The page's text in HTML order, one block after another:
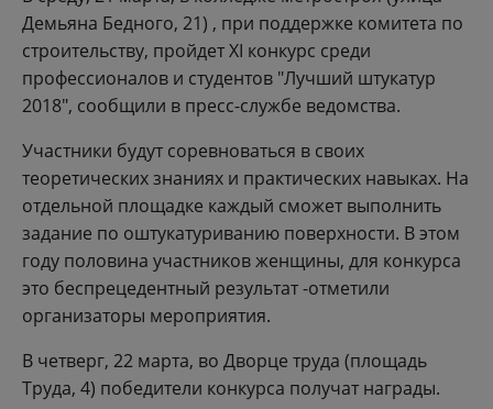
Демьяна Бедного, 21) , при поддержке комитета по
строительству, пройдет XI конкурс среди
профессионалов и студентов "Лучший штукатур
2018", сообщили в пресс-службе ведомства.
Участники будут соревноваться в своих
теоретических знаниях и практических навыках. На
отдельной площадке каждый сможет выполнить
задание по оштукатуриванию поверхности. В этом
году половина участников женщины, для конкурса
это беспрецедентный результат -отметили
организаторы мероприятия.
В четверг, 22 марта, во Дворце труда (площадь
Труда, 4) победители конкурса получат награды.